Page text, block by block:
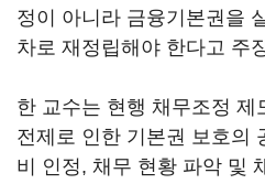
정이 아니라 금융기본권을
차로 재정립해야 한다고 주
한 교수는 현행 채무조정 제
전제로 인한 기본권 보호의
비 인정, 채무 현황 파악 및